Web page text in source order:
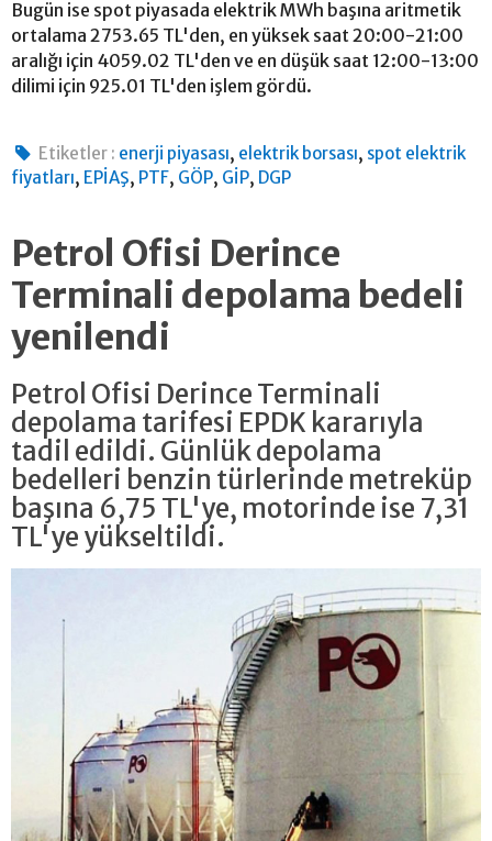
Bugün ise spot piyasada elektrik MWh başına aritmetik
ortalama 2753.65 TL'den, en yüksek saat 20:00-21:00
aralığı için 4059.02 TL'den ve en düşük saat 12:00-13:00
dilimi için 925.01 TL'den işlem gördü.
Etiketler : enerji piyasası, elektrik borsası, spot elektrik
fiyatları, EPİAŞ, PTF, GÖP, GİP, DGP
Petrol Ofisi Derince
Terminali depolama bedeli
yenilendi
Petrol Ofisi Derince Terminali
depolama tarifesi EPDK kararıyla
tadil edildi. Günlük depolama
bedelleri benzin türlerinde metreküp
başına 6,75 TL'ye, motorinde ise 7,31
TL'ye yükseltildi.